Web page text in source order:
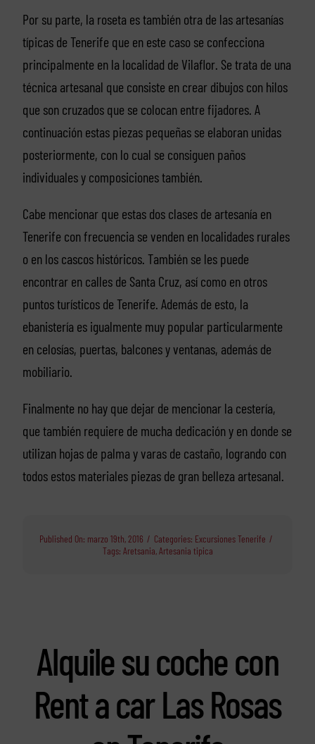
Por su parte, la roseta es también otra de las artesanías
típicas de Tenerife que en este caso se confecciona
principalmente en la localidad de Vilaflor. Se trata de una
técnica artesanal que consiste en crear dibujos con hilos
que son cruzados que se colocan entre fijadores. A
continuación estas piezas pequeñas se elaboran unidas
posteriormente, con lo cual se consiguen paños
individuales y composiciones también.
Cabe mencionar que estas dos clases de artesanía en
Tenerife con frecuencia se venden en localidades rurales
o en los cascos históricos. También se les puede
encontrar en calles de Santa Cruz, así como en otros
puntos turísticos de Tenerife. Además de esto, la
ebanistería es igualmente muy popular particularmente
en celosías, puertas, balcones y ventanas, además de
mobiliario.
Finalmente no hay que dejar de mencionar la cestería,
que también requiere de mucha dedicación y en donde se
utilizan hojas de palma y varas de castaño, logrando con
todos estos materiales piezas de gran belleza artesanal.
Published On: marzo 19th, 2016 / Categories: Excursiones Tenerife /
Tags: Aretsania,Artesania tipica
Alquile su coche con
Rent a car Las Rosas